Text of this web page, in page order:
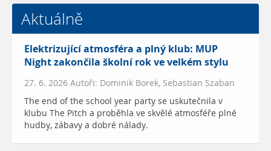
Aktuálně
Elektrizující atmosféra a plný klub: MUP
Night zakončila školní rok ve velkém stylu
27. 6. 2026 Autoři: Dominik Borek, Sebastian Szaban
The end of the school year party se uskutečnila v
klubu The Pitch a proběhla ve skvělé atmosféře plné
hudby, zábavy a dobré nálady.